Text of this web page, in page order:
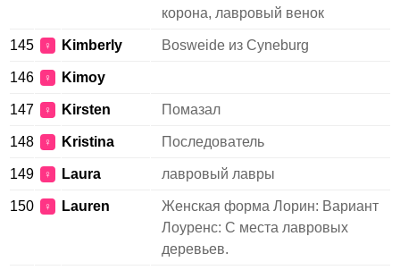
корона, лавровый венок
145 ♀ Kimberly Bosweide из Cyneburg
146 ♀ Kimoy
147 ♀ Kirsten Помазал
148 ♀ Kristina Последователь
149 ♀ Laura лавровый лавры
150 ♀ Lauren
Женская форма Лорин: Вариант
Лоуренс: С места лавровых
деревьев.